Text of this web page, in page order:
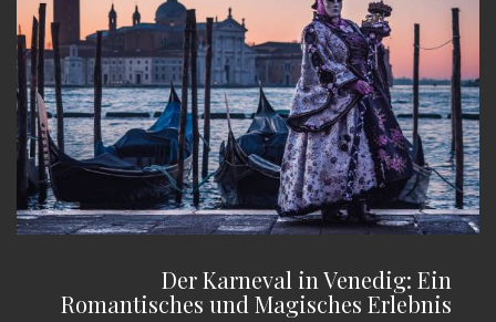
Der Karneval in Venedig: Ein
Romantisches und Magisches Erlebnis